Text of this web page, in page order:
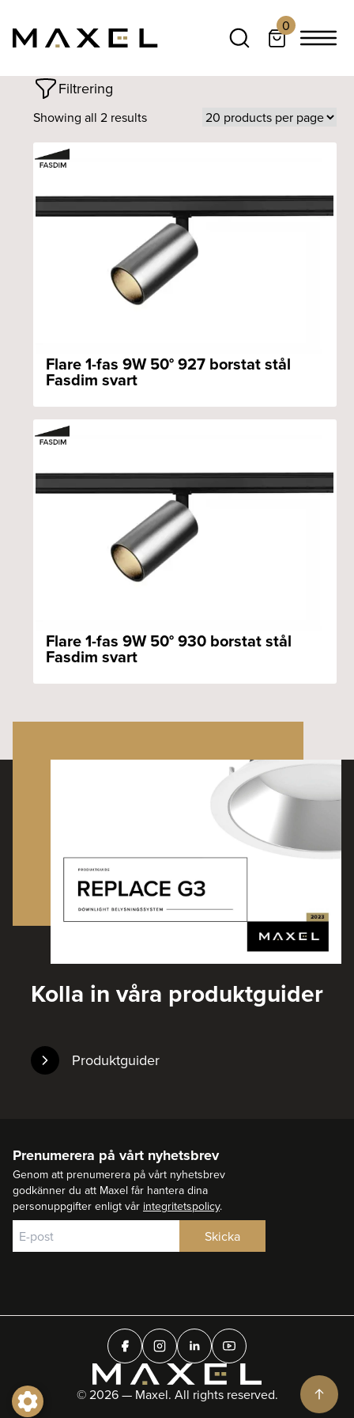
0
Filtrering
Showing all 2 results
Flare 1-fas 9W 50° 927 borstat stål
Fasdim svart
Flare 1-fas 9W 50° 930 borstat stål
Fasdim svart
Kolla in våra produktguider
Produktguider
Prenumerera på vårt nyhetsbrev
Genom att prenumerera på vårt nyhetsbrev
godkänner du att Maxel får hantera dina
personuppgifter enligt vår integritetspolicy.
© 2026 — Maxel. All rights reserved.